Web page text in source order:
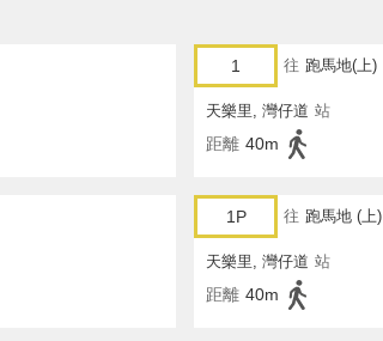
1 往 跑馬地(上)
天樂里, 灣仔道 站
距離 40m
1P 往 跑馬地 (上)
天樂里, 灣仔道 站
距離 40m